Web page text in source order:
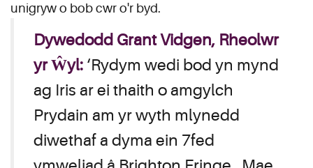
unigryw o bob cwr o'r byd.
Dywedodd Grant Vidgen, Rheolwr
yr Ŵyl: ‘Rydym wedi bod yn mynd
ag Iris ar ei thaith o amgylch
Prydain am yr wyth mlynedd
diwethaf a dyma ein 7fed